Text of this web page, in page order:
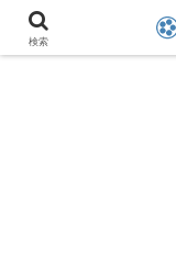
検索